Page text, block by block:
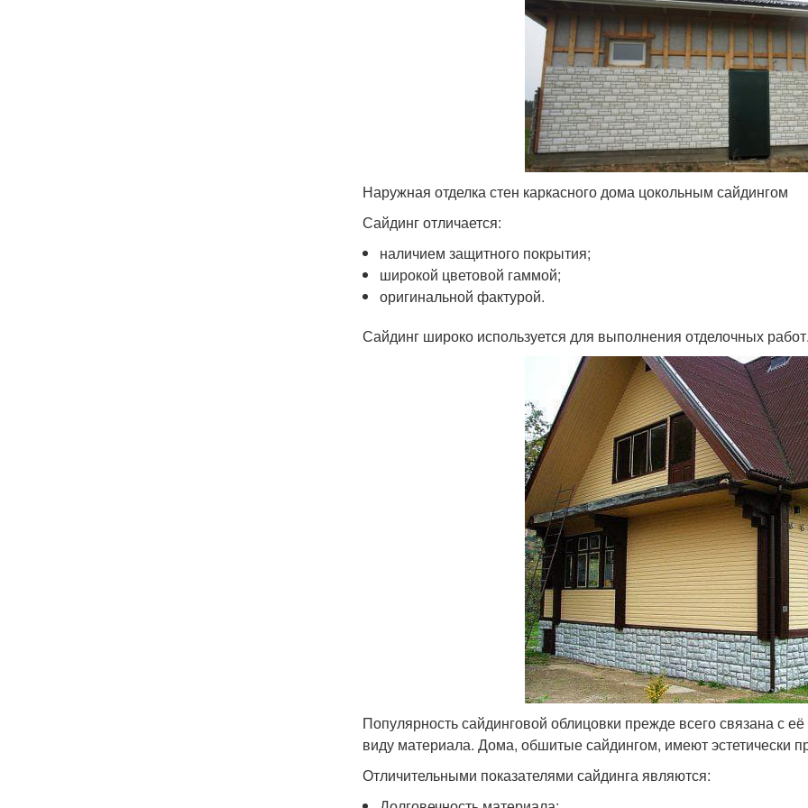
Наружная отделка стен каркасного дома цокольным сайдингом
Сайдинг отличается:
наличием защитного покрытия;
широкой цветовой гаммой;
оригинальной фактурой.
Сайдинг широко используется для выполнения отделочных
Популярность сайдинговой облицовки прежде всего связана с
виду материала. Дома, обшитые сайдингом, имеют эстетически
Отличительными показателями сайдинга являются: